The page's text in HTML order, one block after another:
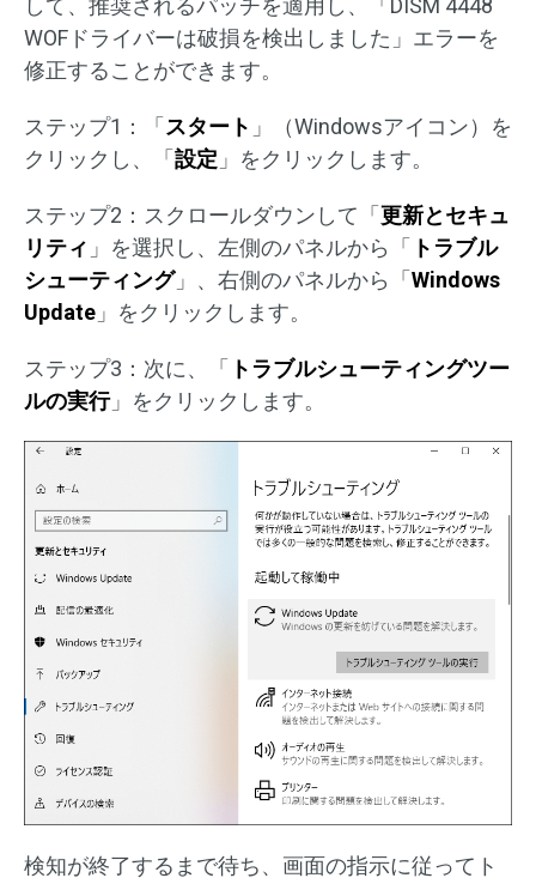
して、推奨されるパッチを適用し、「DISM 4448
WOFドライバーは破損を検出しました」エラーを
修正することができます。
ステップ1：「 スタート 」（Windowsアイコン）を
クリックし、「 設定 」をクリックします。
ステップ2：スクロールダウンして「 更新とセキュ
リティ 」を選択し、左側のパネルから「 トラブル
シューティング」、右側のパネルから「 Windows
Update 」をクリックします。
ステップ3：次に、「 トラブルシューティングツー
ルの実行」をクリックします。
検知が終了するまで待ち、画面の指示に従ってト